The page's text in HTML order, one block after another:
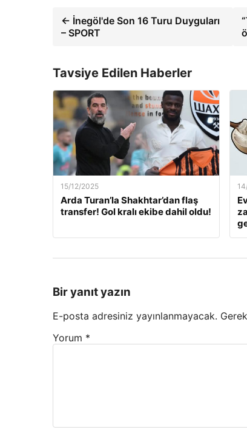
← İnegöl'de Son 16 Turu Duyguları
– SPORT
Tavsiye Edilen Haberler
15/12/2025
Arda Turan’la Shakhtar’dan flaş
transfer! Gol kralı ekibe dahil oldu!
Bir yanıt yazın
E-posta adresiniz yayınlanmayacak.
Yorum *